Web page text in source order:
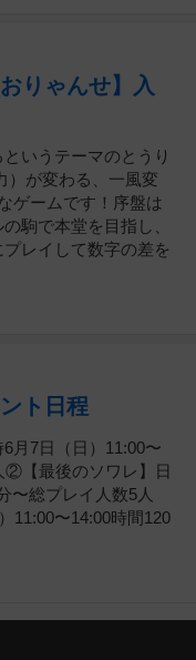
りゃんせ】入
いうテーマのとうり
）が変わる、一風変
ゲームです！序盤は
駒で本堂を目指し、
レイして数字の差を
ト日程
月7日（日）11:00〜
②【最後のソワレ】日
〜総プレイ人数5人
11:00〜14:00時間120